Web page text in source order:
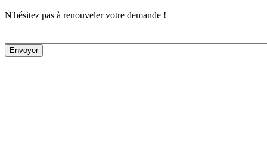
N'hésitez pas à renouveler votre demande !